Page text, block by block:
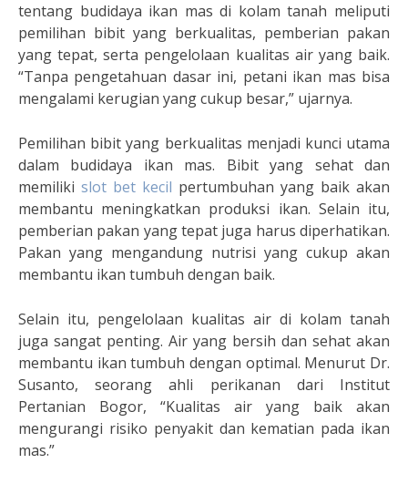
tentang budidaya ikan mas di kolam tanah meliputi
pemilihan bibit yang berkualitas, pemberian pakan
yang tepat, serta pengelolaan kualitas air yang baik.
“Tanpa pengetahuan dasar ini, petani ikan mas bisa
mengalami kerugian yang cukup besar,” ujarnya.
Pemilihan bibit yang berkualitas menjadi kunci utama
dalam budidaya ikan mas. Bibit yang sehat dan
memiliki slot bet kecil pertumbuhan yang baik akan
membantu meningkatkan produksi ikan. Selain itu,
pemberian pakan yang tepat juga harus diperhatikan.
Pakan yang mengandung nutrisi yang cukup akan
membantu ikan tumbuh dengan baik.
Selain itu, pengelolaan kualitas air di kolam tanah
juga sangat penting. Air yang bersih dan sehat akan
membantu ikan tumbuh dengan optimal. Menurut Dr.
Susanto, seorang ahli perikanan dari Institut
Pertanian Bogor, “Kualitas air yang baik akan
mengurangi risiko penyakit dan kematian pada ikan
mas.”